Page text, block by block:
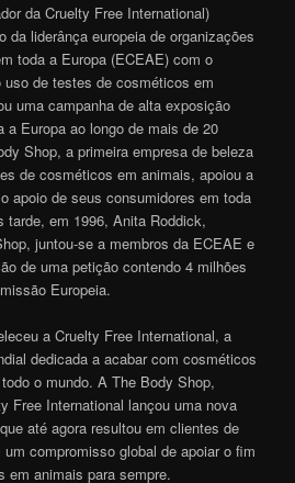
da Cruelty Free International)
da liderânça europeia de organizações
toda a Europa (ECEAE) com o
de testes de cosméticos em
uma campanha de alta exposição
Europa ao longo de mais de 20
Shop, a primeira empresa de beleza
de cosméticos em animais, apoiou a
apoio de seus consumidores em toda
tarde, em 1996, Anita Roddick,
juntou-se a membros da ECEAE e
de uma petição contendo 4 milhões
Europeia.
a Cruelty Free International, a
dedicada a acabar com cosméticos
o mundo. A The Body Shop,
Free International lançou uma nova
até agora resultou em clientes de
compromisso global de apoiar o fim
animais para sempre.